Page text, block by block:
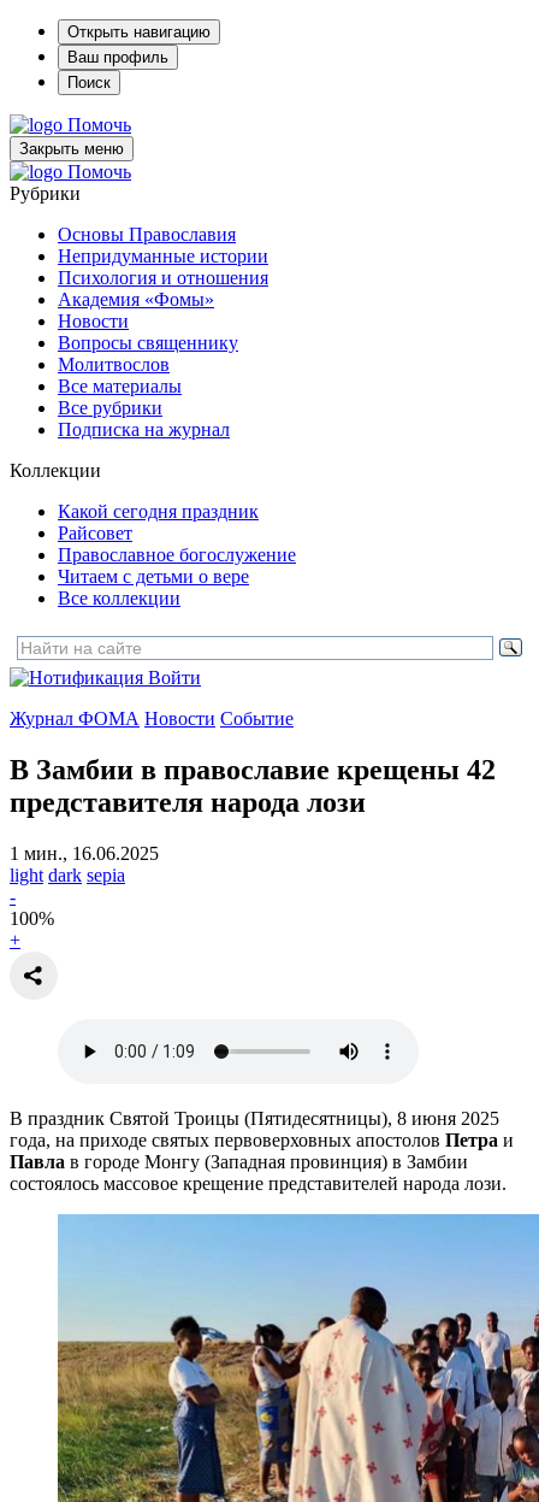
Открыть навигацию
Ваш профиль
Поиск
Помочь
Закрыть меню
Помочь
Рубрики
Основы Православия
Непридуманные истории
Психология и отношения
Академия «Фомы»
Новости
Вопросы священнику
Молитвослов
Все материалы
Все рубрики
Подписка на журнал
Коллекции
Какой сегодня праздник
Райсовет
Православное богослужение
Читаем с детьми о вере
Все коллекции
Войти
Журнал ФОМА Новости Событие
В Замбии в православие крещены 42
представителя народа лози
1 мин., 16.06.2025
light dark sepia
-
100%
+
В праздник Святой Троицы (Пятидесятницы), 8 июня 2025
года, на приходе святых первоверховных апостолов Петра и
Павла в городе Монгу (Западная провинция) в Замбии
состоялось массовое крещение представителей народа лози.